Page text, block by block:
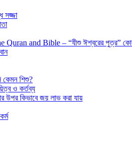
সজ্জা
and Bible – “যীশু ঈশ্বরের পুত্র”
শিশু?
ও কর্তব্য
কিভাবে জয় লাভ করা যায়